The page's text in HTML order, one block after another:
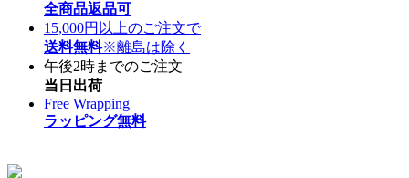
全商品返品可
15,000円以上のご注文で
送料無料※離島は除く
午後2時までのご注文
当日出荷
Free Wrapping
ラッピング無料